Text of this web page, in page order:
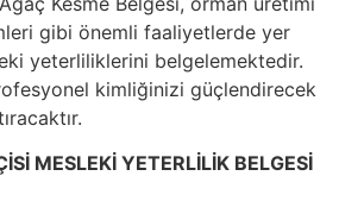
gibi önemli faaliyetlerde yer
yeterliliklerini belgelemektedir.
kimliğinizi güçlendirecek
MESLEKİ YETERLİLİK BELGESİ